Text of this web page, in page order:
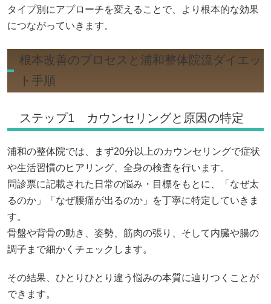
タイプ別にアプローチを変えることで、より根本的な効果
につながっていきます。
根本改善のプロセスと浦和整体院流ダイエッ
ト手順
ステップ1 カウンセリングと原因の特定
浦和の整体院では、まず20分以上のカウンセリングで症状
や生活習慣のヒアリング、全身の検査を行います。
問診票に記載された日常の悩み・目標をもとに、「なぜ太
るのか」「なぜ腰痛が出るのか」を丁寧に特定していきま
す。
骨盤や背骨の動き、姿勢、筋肉の張り、そして内臓や腸の
調子まで細かくチェックします。
その結果、ひとりひとり違う悩みの本質に辿りつくことが
できます。